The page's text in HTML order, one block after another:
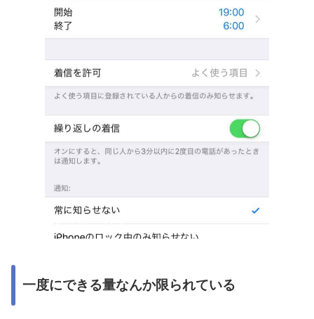
一度にできる量なんか限られている